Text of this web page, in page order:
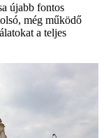
újabb fontos
még működő
a teljes